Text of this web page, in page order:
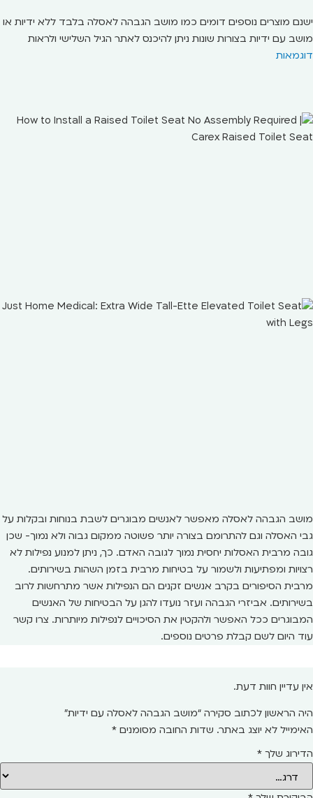
ישנם מוצרים נוספים דומים כמו מושב הגבהה לאסלה בלבד ללא ידיות או
מושב עם ידיות בצורות שונות ניתן להיכנס לאתר הגיל השלישי ולראות
דוגמאות
מושב הגבהה לאסלה מאפשר לאנשים מבוגרים לשבת בנוחות ובקלות על
גבי האסלה וגם להתרומם בצורה יותר פשוטה ממקום גבוה ולא נמוך- שכן
גובה מרבית האסלות יחסית נמוך לגובה האדם. כך, ניתן למנוע נפילות לא
רצויות ומפתיעות ולשמור על בטיחות מרבית בזמן השהות בשירותים.
מרבית הסיפורים בקרב אנשים זקנים הם הנפילות אשר מתרחשות לרוב
בשירותים. אביזרי הגבהה ועזר נועדו להגן על הבטיחות של האנשים
המבוגרים ככל האפשר ולהקטין את הסיכויים לנפילות מיותרות. צרו קשר
עוד היום לשם קבלת פרטים נוספים.
אין עדיין חוות דעת.
היה הראשון לכתוב סקירה “מושב הגבהה לאסלה עם ידיות”
האימייל לא יוצג באתר. שדות החובה מסומנים *
הדירוג שלך *